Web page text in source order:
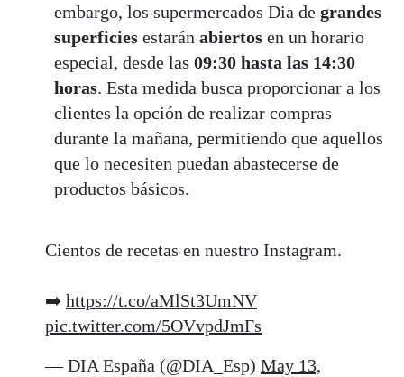
embargo, los supermercados Dia de grandes
superficies estarán abiertos en un horario
especial, desde las 09:30 hasta las 14:30
horas. Esta medida busca proporcionar a los
clientes la opción de realizar compras
durante la mañana, permitiendo que aquellos
que lo necesiten puedan abastecerse de
productos básicos.
Cientos de recetas en nuestro Instagram.
➡️ https://t.co/aMlSt3UmNV
pic.twitter.com/5OVvpdJmFs
— DIA España (@DIA_Esp) May 13,